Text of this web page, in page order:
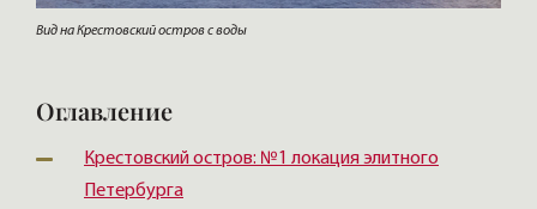
Вид на Крестовский остров с воды
Оглавление
Крестовский остров: №1 локация элитного
Петербурга